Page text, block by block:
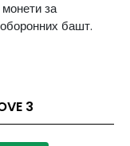
за
башт.
3